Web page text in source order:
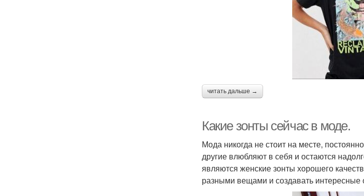
читать дальше →
Какие зонты сейчас в моде.
Мода никогда не стоит на месте,
другие влюбляют в себя и остаются
являются женские зонты хорошего
разными вещами и создавать интересные